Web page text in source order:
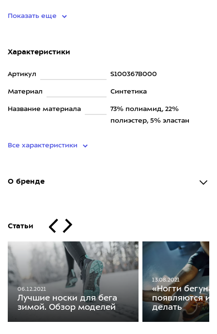
Показать еще
Характеристики
Артикул S100367B000
Материал Синтетика
Название материала
73% полиамид, 22%
полиэстер, 5% эластан
Все характеристики
О бренде
Статьи
06.12.2021
Лучшие носки для бега
зимой. Обзор моделей
13.08.2021
«Ногти
появляются и
делать